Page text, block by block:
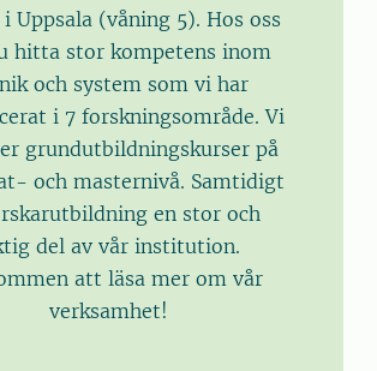
Uppsala (våning 5). Hos oss
hitta stor kompetens inom
och system som vi har
i 7 forskningsområde. Vi
grundutbildningskurser på
och masternivå. Samtidigt
en stor och
del av vår institution.
att läsa mer om vår
verksamhet!